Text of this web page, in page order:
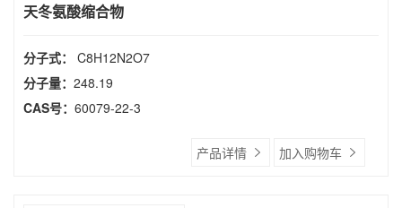
天冬氨酸缩合物
分子式： C8H12N2O7
分子量： 248.19
CAS号： 60079-22-3
产品详情 加入购物车